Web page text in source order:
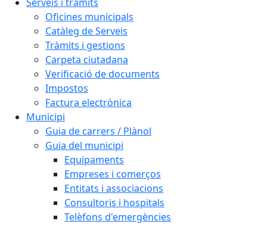
Oficines municipals
Catàleg de Serveis
Tràmits i gestions
Carpeta ciutadana
Verificació de documents
Impostos
Factura electrònica
Municipi
Guia de carrers / Plànol
Guia del municipi
Equipaments
Empreses i comerços
Entitats i associacions
Consultoris i hospitals
Telèfons d'emergències